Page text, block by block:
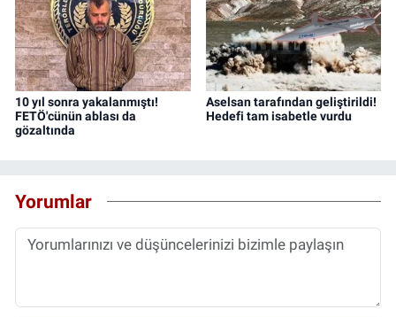
10 yıl sonra yakalanmıştı!
FETÖ'cünün ablası da
gözaltında
Aselsan tarafından geliştirildi!
Hedefi tam isabetle vurdu
Yorumlar